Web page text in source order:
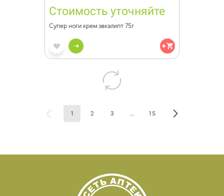
Стоимость уточняйте
Супер ноги крем эвкалипт 75г
1 2 3 ... 15